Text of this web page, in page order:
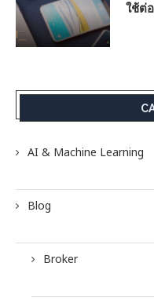
ใช้ต่
AI & Machine Learning
Blog
Broker